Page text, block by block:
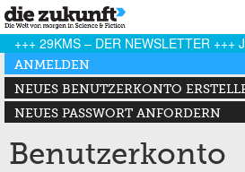
+++ 29KMS – DER NEWSLETTER +++
Haupt-Reiter
ANMELDEN
(AKTIVER REITER)
NEUES BENUTZERKONTO
NEUES PASSWORT ANFORDERN
Benutzerkonto